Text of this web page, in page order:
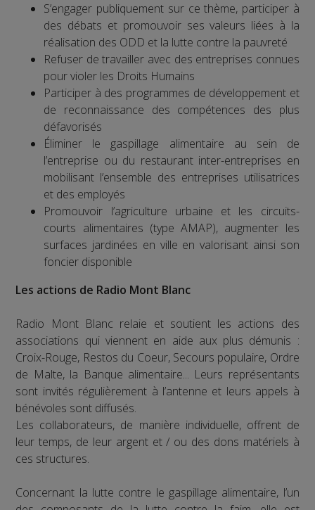
S’engager publiquement sur ce thème, participer à
des débats et promouvoir ses valeurs liées à la
réalisation des ODD et la lutte contre la pauvreté
Refuser de travailler avec des entreprises connues
pour violer les Droits Humains
Participer à des programmes de développement et
de reconnaissance des compétences des plus
défavorisés
Éliminer le gaspillage alimentaire au sein de
l’entreprise ou du restaurant inter-entreprises en
mobilisant l’ensemble des entreprises utilisatrices
et des employés
Promouvoir l’agriculture urbaine et les circuits-
courts alimentaires (type AMAP), augmenter les
surfaces jardinées en ville en valorisant ainsi son
foncier disponible
Les actions de Radio Mont Blanc
Radio Mont Blanc relaie et soutient les actions des
associations qui viennent en aide aux plus démunis :
Croix-Rouge, Restos du Coeur, Secours populaire, Ordre
de Malte, la Banque alimentaire... Leurs représentants
sont invités régulièrement à l’antenne et leurs appels à
bénévoles sont diffusés.
Les collaborateurs, de manière individuelle, offrent de
leur temps, de leur argent et / ou des dons matériels à
ces structures.
Concernant la lutte contre le gaspillage alimentaire, l’un